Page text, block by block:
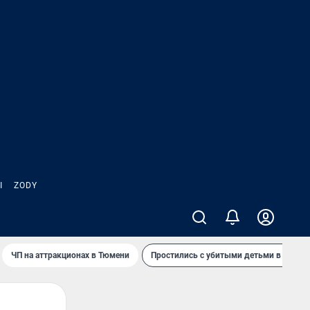
ZODY
ЧП на аттракционах в Тюмени Простились с убитыми детьми в